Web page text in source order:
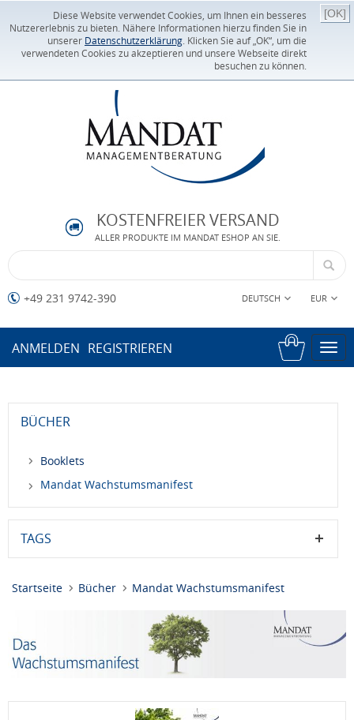
Diese Website verwendet Cookies, um Ihnen ein besseres
Nutzererlebnis zu bieten. Nähere Informationen hierzu finden Sie in
unserer Datenschutzerklärung . Klicken Sie auf „OK“, um die
verwendeten Cookies zu akzeptieren und unsere Webseite direkt
besuchen zu können.
[OK]
KOSTENFREIER VERSAND
ALLER PRODUKTE IM MANDAT ESHOP AN SIE.
+49 231 9742-390 DEUTSCH EUR
ANMELDEN REGISTRIEREN
BÜCHER
Booklets
Mandat Wachstumsmanifest
TAGS
Startseite Bücher Mandat Wachstumsmanifest